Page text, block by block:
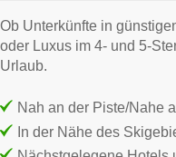
Ob Unterkünfte in
oder Luxus im 4- und 5-
Urlaub.
Nah an der Piste/Nahe
In der Nähe des